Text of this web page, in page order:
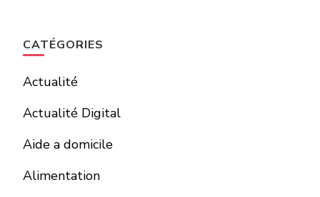
CATÉGORIES
Actualité
Actualité Digital
Aide a domicile
Alimentation